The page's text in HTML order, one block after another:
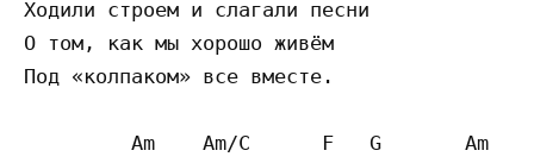
Ходили строем и слагали песни
О том, как мы хорошо живём
Под «колпаком» все вместе.
Am    Am/C      F   G       Am